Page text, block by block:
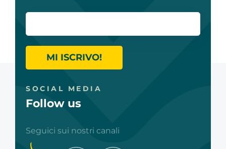
MI ISCRIVO!
SOCIAL MEDIA
Follow us
Seguici sui nostri canali